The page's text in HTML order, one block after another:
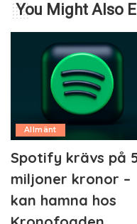
You Might Also
Allmänt
Spotify krävs på
miljoner kronor –
kan hamna hos